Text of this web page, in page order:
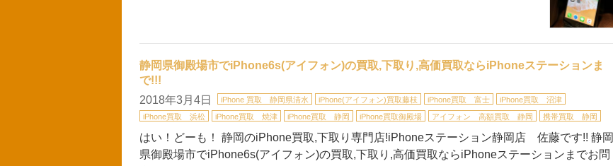
静岡県御殿場市でiPhone6s(アイフォン)の買取,下取り,高価買取ならiPhoneステーションま
で!!!
2018年3月4日
iPhone 買取 静岡県清水 iPhone(アイフォン)買取藤枝 iPhone買取 富士
iPhone買取 沼津
iPhone買取 浜松
iPhone買取 焼津 iPhone買取 静岡 iPhone買取御殿場 アイフォン 高額買取 静岡 携帯買取 静岡
はい！どーも！ 静岡のiPhone買取,下取り専門店!iPhoneステーション静岡店 佐藤です!! 静岡
県御殿場市でiPhone6s(アイフォン)の買取,下取り,高価買取ならiPhoneステーションまでお問